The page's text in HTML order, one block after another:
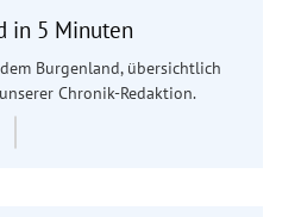
in 5 Minuten
Burgenland, übersichtlich
Chronik-Redaktion.